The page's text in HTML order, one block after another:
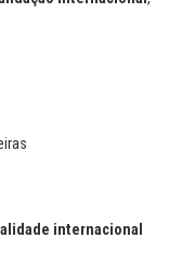
internacional